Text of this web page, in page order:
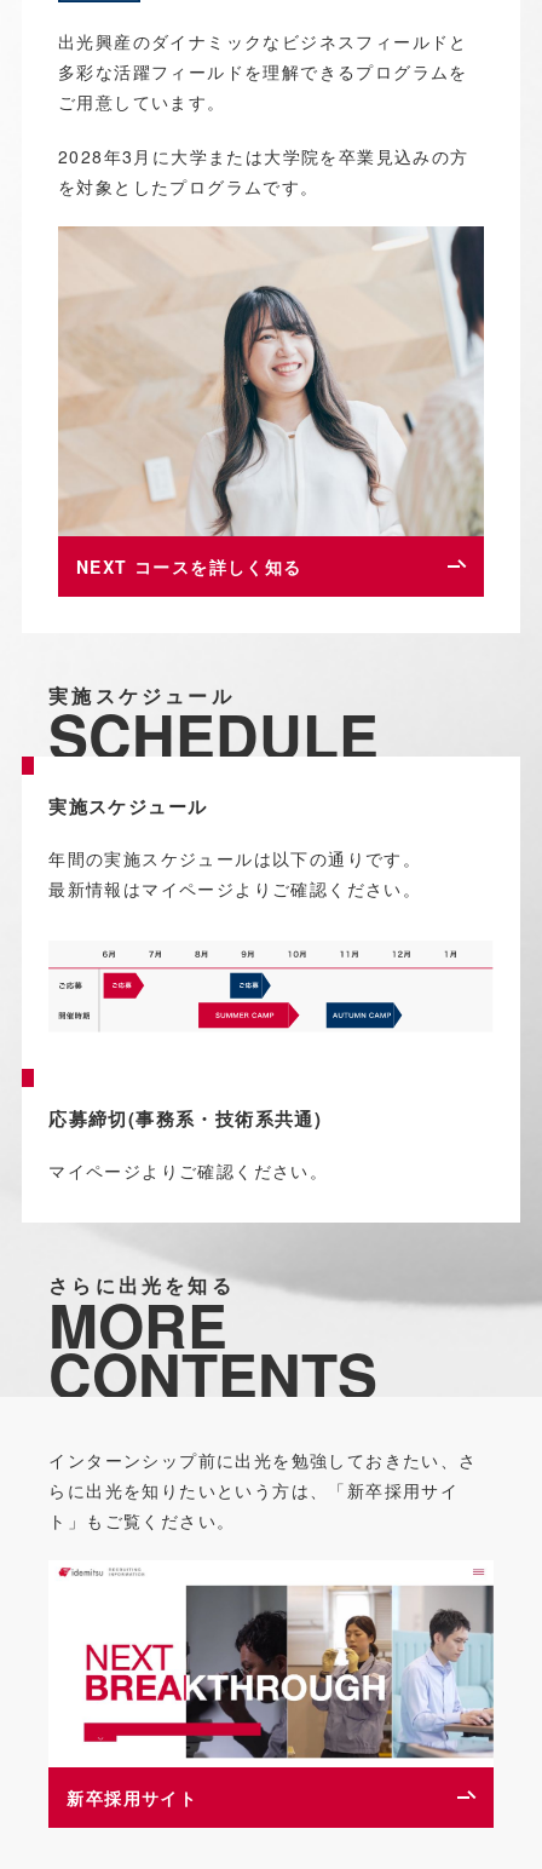
出光興産のダイナミックなビジネスフィールドと
多彩な活躍フィールドを理解できるプログラムを
ご用意しています。
2028年3月に大学または大学院を卒業見込みの方
を対象としたプログラムです。
NEXT コースを詳しく知る
実施スケジュール
SCHEDULE
実施スケジュール
年間の実施スケジュールは以下の通りです。
最新情報はマイページよりご確認ください。
応募締切(事務系・技術系共通)
マイページよりご確認ください。
さらに出光を知る
MORE
CONTENTS
インターンシップ前に出光を勉強しておきたい、 さ
らに出光を知りたいという方は、
「新卒採用サイ
ト」もご覧ください。
新卒採用サイト